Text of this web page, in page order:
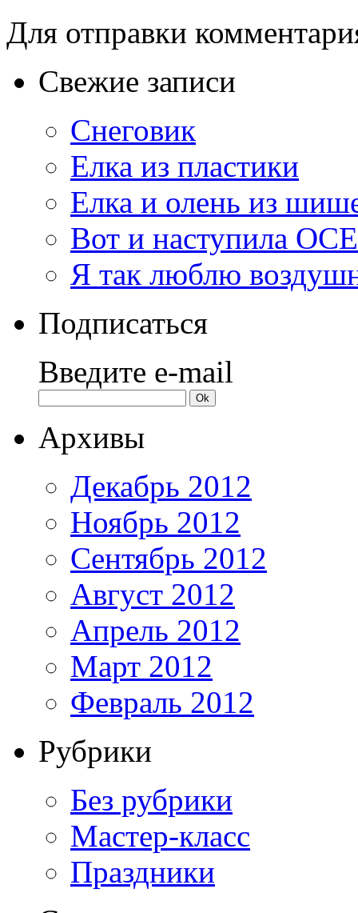
Для отправки
Свежие записи
Снеговик
Елка из пластики
Елка и олень из
Вот и наступила
Я так люблю
Подписаться
Введите e-mail
Архивы
Декабрь 2012
Ноябрь 2012
Сентябрь 2012
Август 2012
Апрель 2012
Март 2012
Февраль 2012
Рубрики
Без рубрики
Мастер-класс
Праздники